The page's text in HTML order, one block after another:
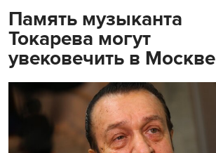
Память музыканта
Токарева могут
увековечить в Москве